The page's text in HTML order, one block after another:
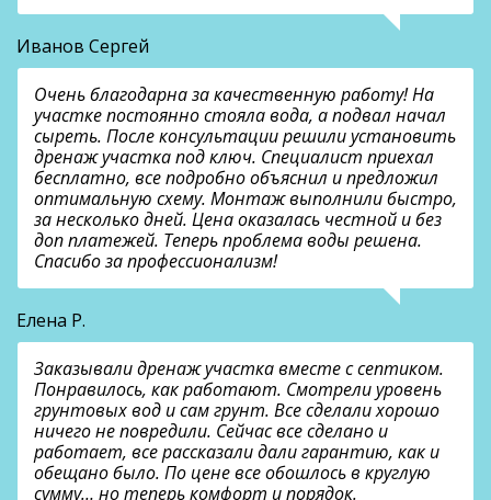
Иванов Сергей
Очень благодарна за качественную работу! На
участке постоянно стояла вода, а подвал начал
сыреть. После консультации решили установить
дренаж участка под ключ. Специалист приехал
бесплатно, все подробно объяснил и предложил
оптимальную схему. Монтаж выполнили быстро,
за несколько дней. Цена оказалась честной и без
доп платежей. Теперь проблема воды решена.
Спасибо за профессионализм!
Елена Р.
Заказывали дренаж участка вместе с септиком.
Понравилось, как работают. Смотрели уровень
грунтовых вод и сам грунт. Все сделали хорошо
ничего не повредили. Сейчас все сделано и
работает, все рассказали дали гарантию, как и
обещано было. По цене все обошлось в круглую
сумму… но теперь комфорт и порядок.